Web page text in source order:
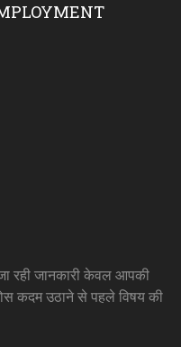
रही जानकारी केवल आपकी
कदम उठाने से पहले विषय की